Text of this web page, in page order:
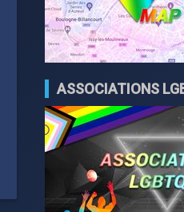
ASSOCIATIONS